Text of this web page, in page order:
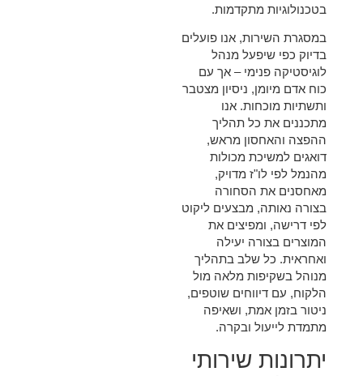
בטכנולוגיות מתקדמות.
במסגרת השירות, אנו פועלים
בדיוק כפי שיפעל מנהל
לוגיסטיקה פנימי – אך עם
כוח אדם מיומן, ניסיון מצטבר
ותשתיות מוכחות. אנו
מתכננים את כל תהליך
ההפצה והאחסון מראש,
דואגים למשיכת מכולות
מהנמל לפי לו"ז מדויק,
מאחסנים את הסחורה
בצורה נאותה, מבצעים ליקוט
לפי דרישה, ומפיצים את
המוצרים בצורה יעילה
ואחראית. כל שלב בתהליך
מנוהל בשקיפות מלאה מול
הלקוח, עם דיווחים שוטפים,
ניטור בזמן אמת, ושאיפה
מתמדת לייעול ובקרה.
יתרונות שירותי